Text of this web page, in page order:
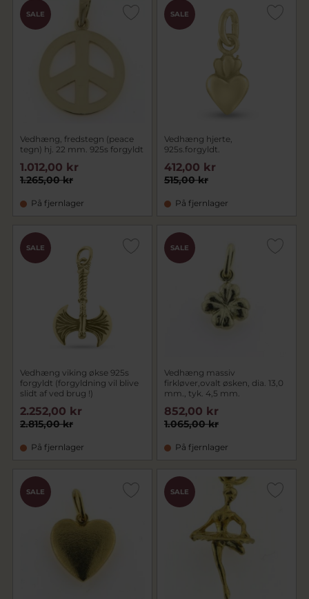
SALE
Vedhæng, fredstegn (peace
tegn) hj. 22 mm. 925s forgyldt
1.265,00 kr
1.012,00 kr
På fjernlager
SALE
Vedhæng hjerte,
925s.forgyldt.
515,00 kr
412,00 kr
På fjernlager
SALE
Vedhæng viking økse 925s
forgyldt (forgyldning vil blive
slidt af ved brug !)
2.815,00 kr
2.252,00 kr
På fjernlager
SALE
Vedhæng massiv
firkløver,ovalt øsken, dia. 13,0
mm., tyk. 4,5 mm.
1.065,00 kr
852,00 kr
På fjernlager
SALE SALE